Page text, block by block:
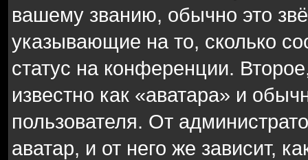
вашему званию, обычно это
указывающие на то, сколько
статус на конференции.
известно как «аватара» и
пользователя. От
аватар, и от него же зависит,